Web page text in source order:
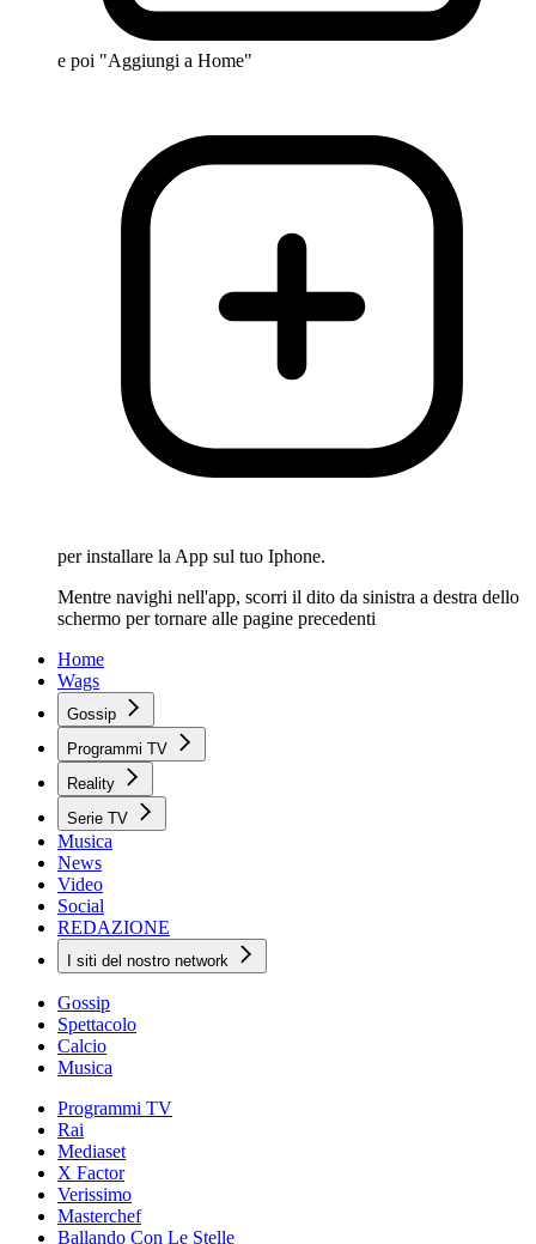
e poi "Aggiungi a Home"
per installare la App sul tuo Iphone.
Mentre navighi nell'app, scorri il dito da sinistra a destra dello
schermo per tornare alle pagine precedenti
Home
Wags
Gossip
Programmi TV
Reality
Serie TV
Musica
News
Video
Social
REDAZIONE
I siti del nostro network
Gossip
Spettacolo
Calcio
Musica
Programmi TV
Rai
Mediaset
X Factor
Verissimo
Masterchef
Ballando Con Le Stelle